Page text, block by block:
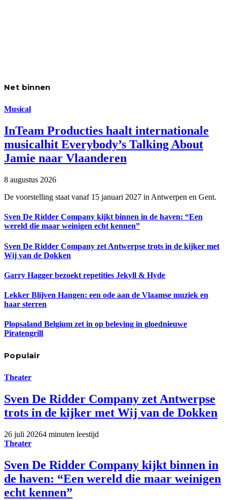
Net binnen
Musical
InTeam Producties haalt internationale
musicalhit Everybody’s Talking About
Jamie naar Vlaanderen
8 augustus 2026
De voorstelling staat vanaf 15 januari 2027 in Antwerpen en Gent.
Sven De Ridder Company kijkt binnen in de haven: “Een
wereld die maar weinigen echt kennen”
Sven De Ridder Company zet Antwerpse trots in de kijker met
Wij van de Dokken
Garry Hagger bezoekt repetities Jekyll & Hyde
Lekker Blijven Hangen: een ode aan de Vlaamse muziek en
haar sterren
Plopsaland Belgium zet in op beleving in gloednieuwe
Piratengrill
Populair
Theater
Sven De Ridder Company zet Antwerpse
trots in de kijker met Wij van de Dokken
26 juli 20264 minuten leestijd
Theater
Sven De Ridder Company kijkt binnen in
de haven: “Een wereld die maar weinigen
echt kennen”